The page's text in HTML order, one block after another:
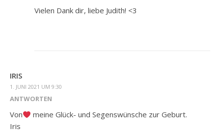
Vielen Dank dir, liebe Judith! <3
IRIS
1. JUNI 2021 UM 9:30
ANTWORTEN
Von
meine Glück- und Segenswünsche zur Geburt.
Iris